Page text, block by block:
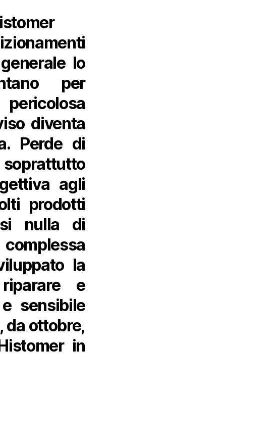
lo
per
diventa
Perde di
agli
prodotti
nulla di
la
e
sensibile
da ottobre,
in